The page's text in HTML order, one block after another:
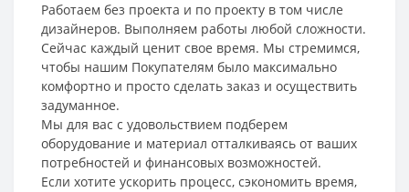
Работаем без проекта и по проекту в том числе
дизайнеров. Выполняем работы любой сложности.
Сейчас каждый ценит свое время. Мы стремимся,
чтобы нашим Покупателям было максимально
комфортно и просто сделать заказ и осуществить
задуманное.
Мы для вас с удовольствием подберем
оборудование и материал отталкиваясь от ваших
потребностей и финансовых возможностей.
Если хотите ускорить процесс, сэкономить время,